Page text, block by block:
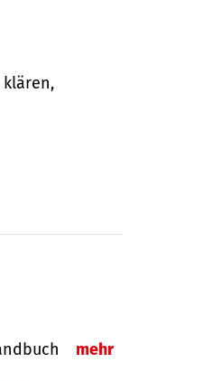
klären,
mehr